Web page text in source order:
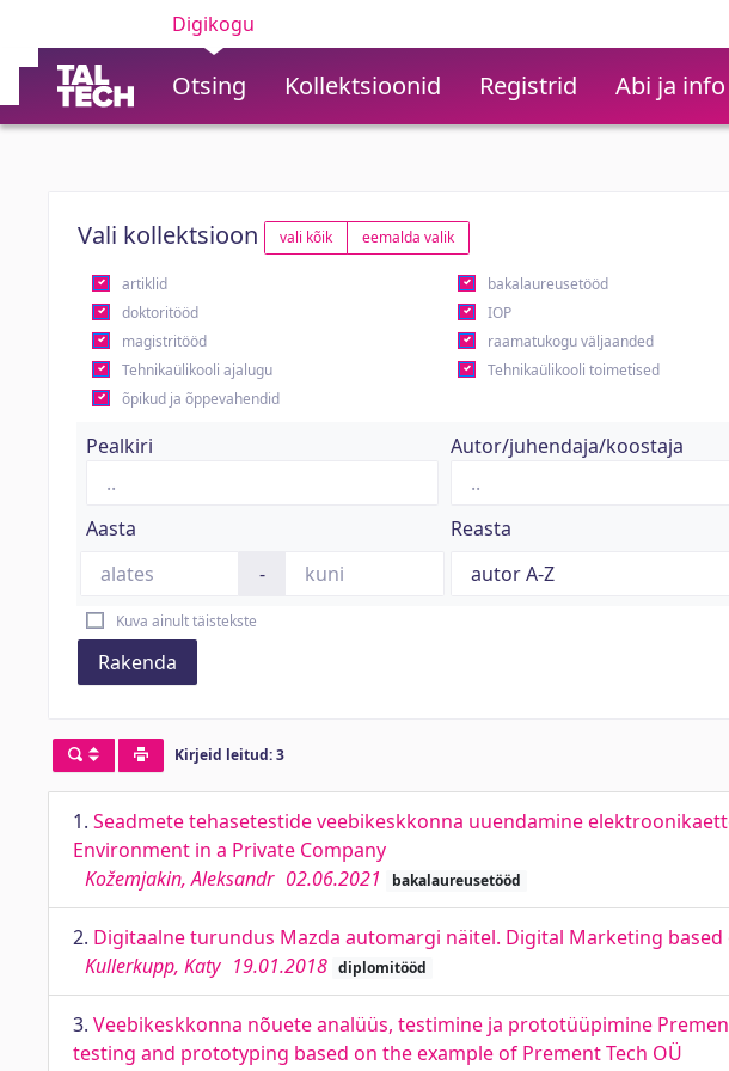
Digikogu
Otsing Kollektsioonid Registrid Abi ja info
Vali kollektsioon vali kõik eemalda valik
artiklid bakalaureusetööd
doktoritööd
IOP
magistritööd
raamatukogu väljaanded
Tehnikaülikooli ajalugu
Tehnikaülikooli toimetised
õpikud ja õppevahendid
Pealkiri Autor/juhendaja/koostaja
Aasta
-
Reasta
Kuva ainult täistekste
Rakenda
Kirjeid leitud: 3
1. Seadmete tehasetestide veebikeskkonna uuendamine
Environment in a Private Company
Kožemjakin, Aleksandr 02.06.2021 bakalaureusetööd
2. Digitaalne turundus Mazda automargi näitel. Digital Marketing based
Kullerkupp, Katy 19.01.2018 diplomitööd
3. Veebikeskkonna nõuete analüüs, testimine ja prototüüpimine
testing and prototyping based on the example of Prement Tech OÜ